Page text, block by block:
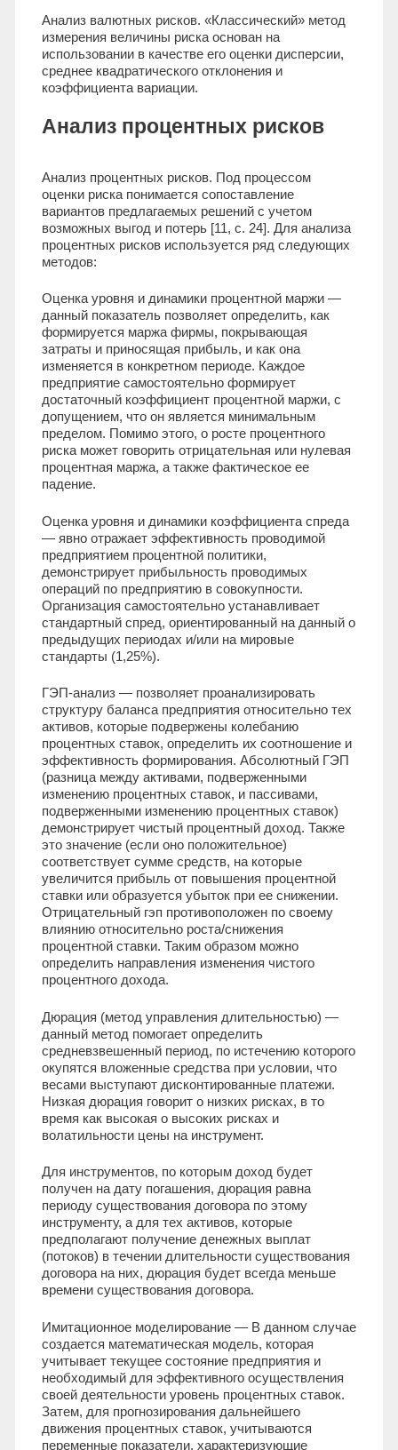
Анализ валютных рисков. «Классический» метод
измерения величины риска основан на
использовании в качестве его оценки дисперсии,
среднее квадратического отклонения и
коэффициента вариации.
Анализ процентных рисков
Анализ процентных рисков. Под процессом
оценки риска понимается сопоставление
вариантов предлагаемых решений с учетом
возможных выгод и потерь [11, с. 24]. Для анализа
процентных рисков используется ряд следующих
методов:
Оценка уровня и динамики процентной маржи —
данный показатель позволяет определить, как
формируется маржа фирмы, покрывающая
затраты и приносящая прибыль, и как она
изменяется в конкретном периоде. Каждое
предприятие самостоятельно формирует
достаточный коэффициент процентной маржи, с
допущением, что он является минимальным
пределом. Помимо этого, о росте процентного
риска может говорить отрицательная или нулевая
процентная маржа, а также фактическое ее
падение.
Оценка уровня и динамики коэффициента спреда
— явно отражает эффективность проводимой
предприятием процентной политики,
демонстрирует прибыльность проводимых
операций по предприятию в совокупности.
Организация самостоятельно устанавливает
стандартный спред, ориентированный на данный о
предыдущих периодах и/или на мировые
стандарты (1,25%).
ГЭП-анализ — позволяет проанализировать
структуру баланса предприятия относительно тех
активов, которые подвержены колебанию
процентных ставок, определить их соотношение и
эффективность формирования. Абсолютный ГЭП
(разница между активами, подверженными
изменению процентных ставок, и пассивами,
подверженными изменению процентных ставок)
демонстрирует чистый процентный доход. Также
это значение (если оно положительное)
соответствует сумме средств, на которые
увеличится прибыль от повышения процентной
ставки или образуется убыток при ее снижении.
Отрицательный гэп противоположен по своему
влиянию относительно роста/снижения
процентной ставки. Таким образом можно
определить направления изменения чистого
процентного дохода.
Дюрация (метод управления длительностью) —
данный метод помогает определить
средневзвешенный период, по истечению которого
окупятся вложенные средства при условии, что
весами выступают дисконтированные платежи.
Низкая дюрация говорит о низких рисках, в то
время как высокая о высоких рисках и
волатильности цены на инструмент.
Для инструментов, по которым доход будет
получен на дату погашения, дюрация равна
периоду существования договора по этому
инструменту, а для тех активов, которые
предполагают получение денежных выплат
(потоков) в течении длительности существования
договора на них, дюрация будет всегда меньше
времени существования договора.
Имитационное моделирование — В данном случае
создается математическая модель, которая
учитывает текущее состояние предприятия и
необходимый для эффективного осуществления
своей деятельности уровень процентных ставок.
Затем, для прогнозирования дальнейшего
движения процентных ставок, учитываются
переменные показатели, характеризующие